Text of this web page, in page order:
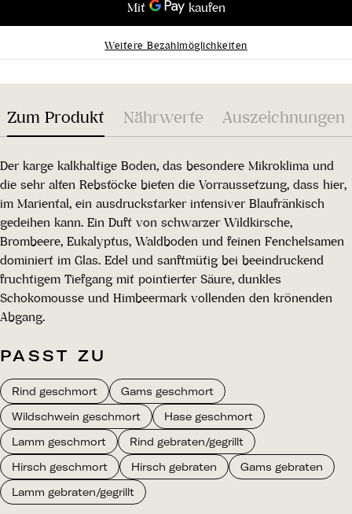
Weitere Bezahlmöglichkeiten
Zum Produkt Nährwerte Auszeichnungen
Der karge kalkhaltige Boden, das besondere Mikroklima und
die sehr alten Rebstöcke bieten die Vorraussetzung, dass hier,
im Mariental, ein ausdruckstarker intensiver Blaufränkisch
gedeihen kann. Ein Duft von schwarzer Wildkirsche,
Brombeere, Eukalyptus, Waldboden und feinen Fenchelsamen
dominiert im Glas. Edel und sanftmütig bei beeindruckend
fruchtigem Tiefgang mit pointierter Säure, dunkles
Schokomousse und Himbeermark vollenden den krönenden
Abgang.
PASST ZU
Rind geschmort
Gams geschmort
Wildschwein geschmort
Hase geschmort
Lamm geschmort
Rind gebraten/gegrillt
Hirsch geschmort
Hirsch gebraten
Gams gebraten
Lamm gebraten/gegrillt